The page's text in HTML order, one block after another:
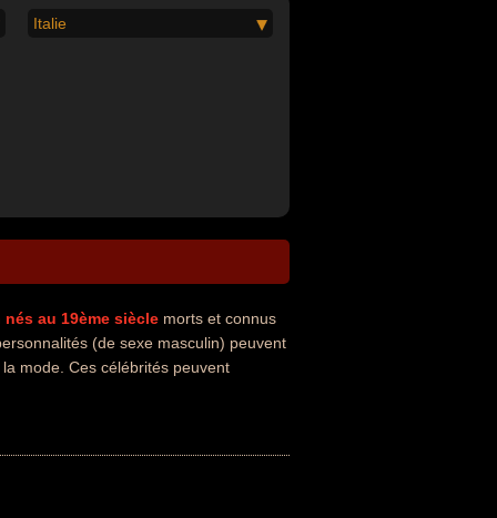
Italie
nés au 19ème siècle morts et connus
(de sexe masculin) peuvent
mode. Ces célébrités peuvent